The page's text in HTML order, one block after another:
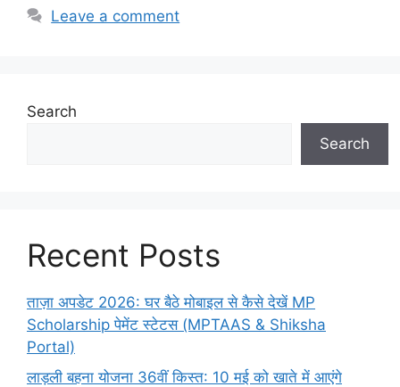
Leave a comment
Search
Search
Recent Posts
ताज़ा अपडेट 2026: घर बैठे मोबाइल से कैसे देखें MP
Scholarship पेमेंट स्टेटस (MPTAAS & Shiksha
Portal)
लाड़ली बहना योजना 36वीं किस्त: 10 मई को खाते में आएंगे